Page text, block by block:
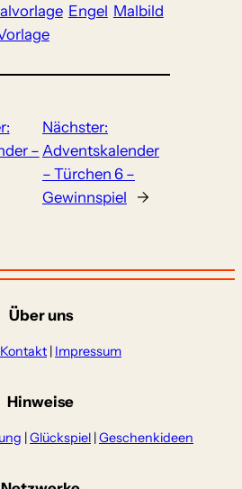
Engel Malbild
–
Nächster:
Adventskalender
– Türchen 6 –
Gewinnspiel
→
Über uns
Kontakt Impressum
Hinweise
Glückspiel Geschenkideen